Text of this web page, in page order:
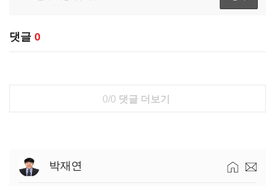
댓글 0
0/0 댓글 더보기
박재연